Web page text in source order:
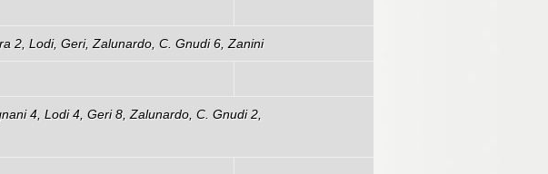
2, Lodi, Geri, Zalunardo, C. Gnudi 6, Zanini
4, Lodi 4, Geri 8, Zalunardo, C. Gnudi 2,